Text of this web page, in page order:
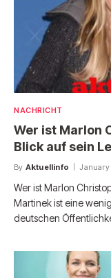
NACHRICHT
Wer ist Marlon
Blick auf sein
By Aktuellinfo January
Wer ist Marlon
Martinek ist eine
deutschen